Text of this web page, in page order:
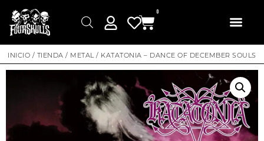
0
INICIO / TIENDA / METAL / KATATONIA – DANCE OF DECEMBER SOULS